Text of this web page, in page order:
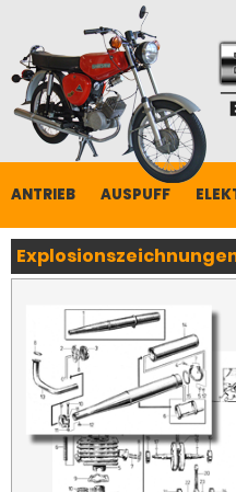
ANTRIEB AUSPUFF